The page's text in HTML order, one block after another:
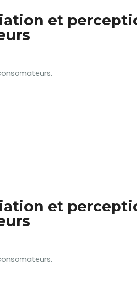
et
et